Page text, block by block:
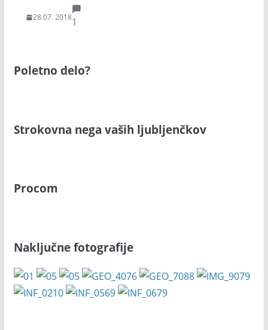
28.07. 20181
Poletno delo?
Strokovna nega vaših ljubljenčkov
Procom
Naključne fotografije